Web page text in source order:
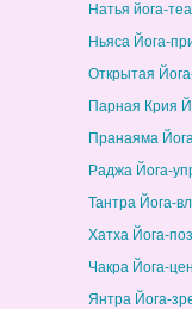
Натья йога-
Ньяса Йога-
Открытая
Парная Крия
Пранаяма
Раджа Йога-
Тантра Йога-
Хатха Йога-
Чакра Йога-
Янтра Йога-